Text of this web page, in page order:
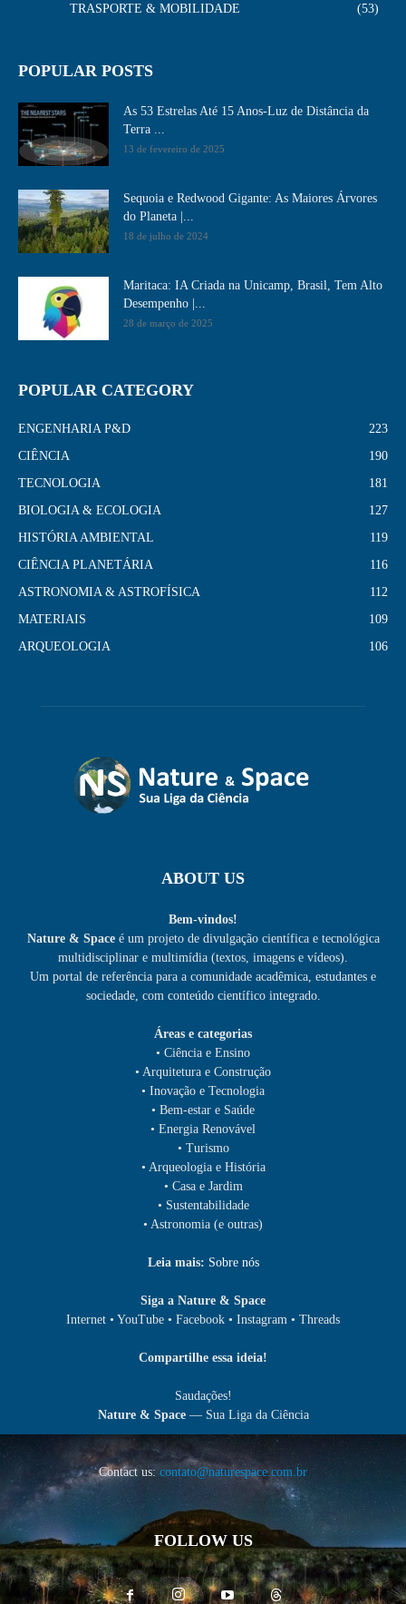
TRASPORTE & MOBILIDADE 53
POPULAR POSTS
As 53 Estrelas Até 15 Anos-Luz de Distância da
Terra ...
13 de fevereiro de 2025
Sequoia e Redwood Gigante: As Maiores Árvores
do Planeta |...
18 de julho de 2024
Maritaca: IA Criada na Unicamp, Brasil, Tem Alto
Desempenho​ |...
28 de março de 2025
POPULAR CATEGORY
ENGENHARIA P&D
223
CIÊNCIA
190
TECNOLOGIA
181
BIOLOGIA & ECOLOGIA
127
HISTÓRIA AMBIENTAL
119
CIÊNCIA PLANETÁRIA
116
ASTRONOMIA & ASTROFÍSICA
112
MATERIAIS
109
ARQUEOLOGIA
106
ABOUT US
Bem-vindos!
Nature & Spaceé um projeto de divulgação científica e tecnológica
multidisciplinar e multimídia (textos, imagens e vídeos).
Um portal de referência para a comunidade acadêmica, estudantes e
sociedade, com conteúdo científico integrado.
Áreas e categorias
• Ciência e Ensino
• Arquitetura e Construção
• Inovação e Tecnologia
• Bem-estar e Saúde
• Energia Renovável
• Turismo
• Arqueologia e História
• Casa e Jardim
• Sustentabilidade
• Astronomia (e outras)
Leia mais: Sobre nós
Siga a Nature & Space
Internet • YouTube • Facebook • Instagram • Threads
Compartilhe essa ideia!
Saudações!
Nature & Space— Sua Liga da Ciência
Contact us:contato@naturespace.com.br
FOLLOW US